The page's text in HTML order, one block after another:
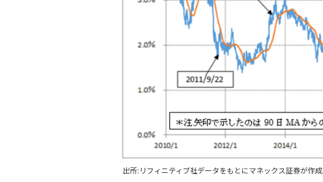
出所:リフィニティブ社データをもとにマネックス証券が作成